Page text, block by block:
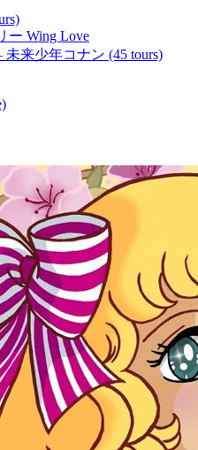
ー Wing Love
未来少年コナン (45 tours)